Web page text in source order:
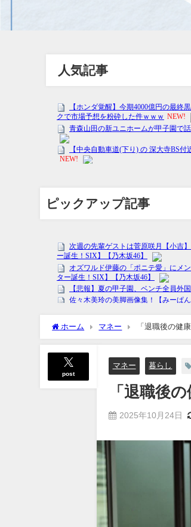
人気記事
ピックアップ記事
ホーム マネー 「退職後の健
post
マネー 暮らし
「退職後
2025年10月24日